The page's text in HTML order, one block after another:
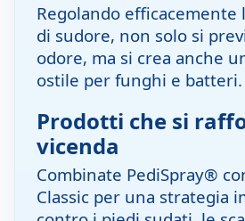
Regolando efficacemente
di sudore, non solo si
odore, ma si crea anche
ostile per funghi e batteri.
Prodotti che si
vicenda
Combinate PediSpray®
Classic per una strategia